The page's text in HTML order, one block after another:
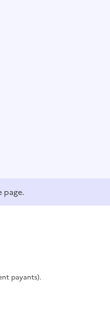
page.
payants).